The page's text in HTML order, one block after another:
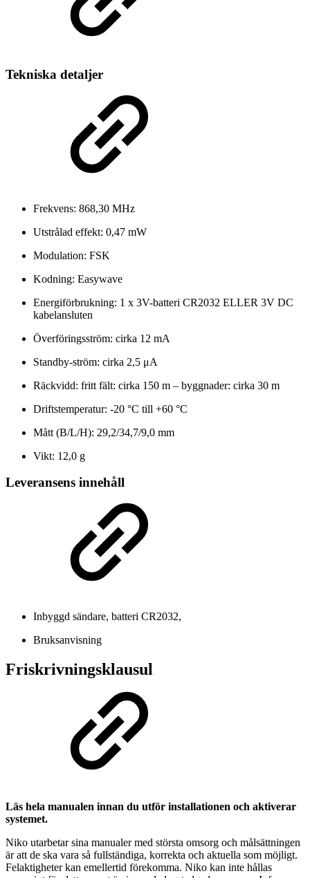
Tekniska detaljer
Frekvens: 868,30 MHz
Utstrålad effekt: 0,47 mW
Modulation: FSK
Kodning: Easywave
Energiförbrukning: 1 x 3V-batteri CR2032 ELLER 3V DC
kabelansluten
Överföringsström: cirka 12 mA
Standby-ström: cirka 2,5 μA
Räckvidd: fritt fält: cirka 150 m – byggnader: cirka 30 m
Driftstemperatur: -20 °C till +60 °C
Mått (B/L/H): 29,2/34,7/9,0 mm
Vikt: 12,0 g
Leveransens innehåll
Inbyggd sändare, batteri CR2032,
Bruksanvisning
Friskrivningsklausul
Läs hela manualen innan du utför installationen och aktiverar
systemet.
Niko utarbetar sina manualer med största omsorg och målsättningen
är att de ska vara så fullständiga, korrekta och aktuella som möjligt.
Felaktigheter kan emellertid förekomma. Niko kan inte hållas